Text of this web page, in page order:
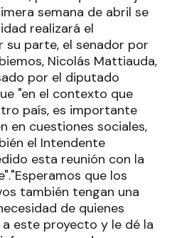
semana de abril se
realizará el
su parte, el senador por
Nicolás Mattiauda,
por el diputado
"en el contexto que
país, es importante
en cuestiones sociales,
el Intendente
esta reunión con la
que los
también tengan una
de quienes
este proyecto y le dé la